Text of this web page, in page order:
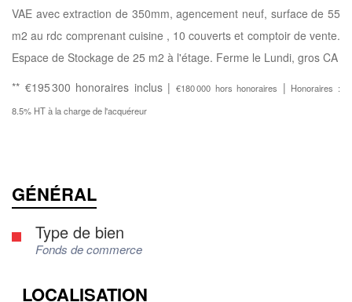
VAE avec extraction de 350mm, agencement neuf, surface de 55
m2 au rdc comprenant cuisine , 10 couverts et comptoir de vente.
Espace de Stockage de 25 m2 à l'étage. Ferme le Lundi, gros CA
** €195 300 honoraires inclus |€180 000 hors honoraires | Honoraires :
8.5% HT à la charge de l'acquéreur
GÉNÉRAL
Type de bien
Fonds de commerce
LOCALISATION